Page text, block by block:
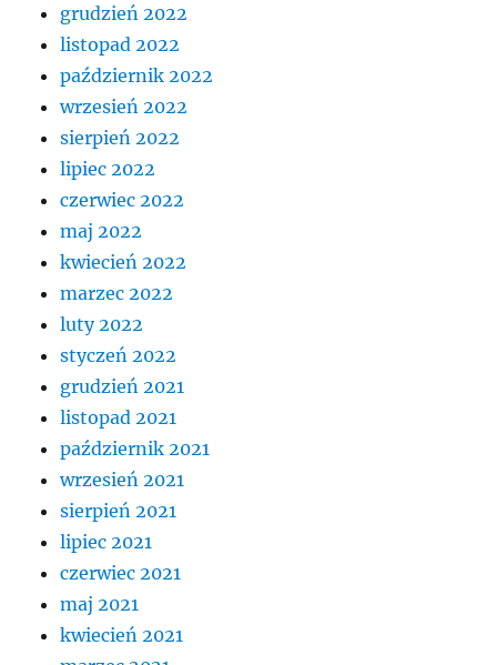
grudzień 2022
listopad 2022
październik 2022
wrzesień 2022
sierpień 2022
lipiec 2022
czerwiec 2022
maj 2022
kwiecień 2022
marzec 2022
luty 2022
styczeń 2022
grudzień 2021
listopad 2021
październik 2021
wrzesień 2021
sierpień 2021
lipiec 2021
czerwiec 2021
maj 2021
kwiecień 2021